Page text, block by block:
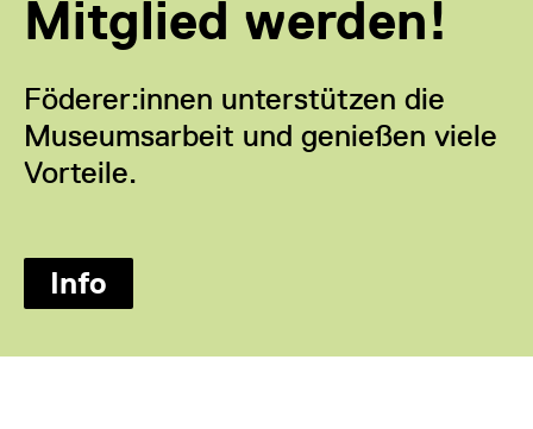
Mitglied werden!
Föderer:innen unterstützen die
Museumsarbeit und genießen viele
Vorteile.
Info